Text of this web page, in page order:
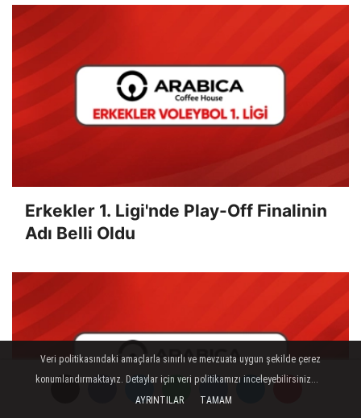
Erkekler 1. Ligi'nde Play-Off Finalinin
Adı Belli Oldu
Veri politikasındaki amaçlarla sınırlı ve mevzuata uygun şekilde çerez
konumlandırmaktayız. Detaylar için veri politikamızı inceleyebilirsiniz...
AYRINTILAR
TAMAM